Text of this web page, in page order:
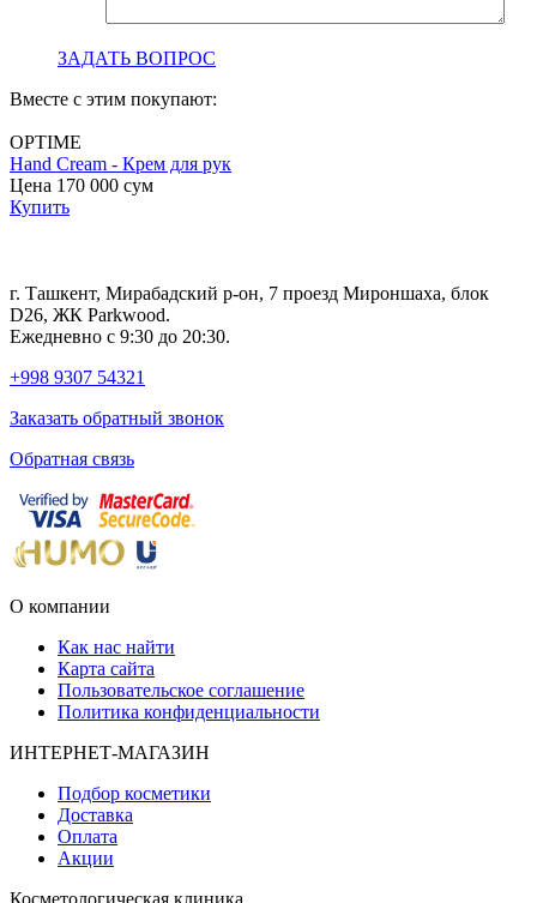
ЗАДАТЬ ВОПРОС
Вместе с этим покупают:
OPTIME
Hand Cream - Крем для рук
Цена 170 000 сум
Купить
г. Ташкент, Мирабадский р-он, 7 проезд Мироншаха, блок
D26, ЖК Раrkwood.
Ежедневно с 9:30 до 20:30.
+998 9307 54321
Заказать обратный звонок
Обратная связь
О компании
Как нас найти
Карта сайта
Пользовательское соглашение
Политика конфиденциальности
ИНТЕРНЕТ-МАГАЗИН
Подбор косметики
Доставка
Оплата
Акции
Косметологическая клиника